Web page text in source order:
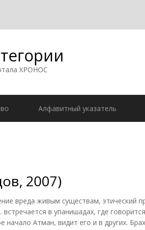
ХРОНОС
Алфавитный указатель
2007)
вреда живым существам, этический
в упанишадах, где
Атман, видит его и в других.